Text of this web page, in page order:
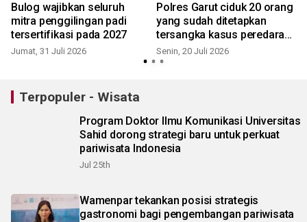
Bulog wajibkan seluruh
mitra penggilingan padi
tersertifikasi pada 2027
Jumat, 31 Juli 2026
Polres Garut ciduk 20 orang
yang sudah ditetapkan
tersangka kasus peredaran
narkoba
Senin, 20 Juli 2026
Terpopuler - Wisata
Program Doktor Ilmu Komunikasi Universitas
Sahid dorong strategi baru untuk perkuat
pariwisata Indonesia
Jul 25th
Wamenpar tekankan posisi strategis
gastronomi bagi pengembangan pariwisata